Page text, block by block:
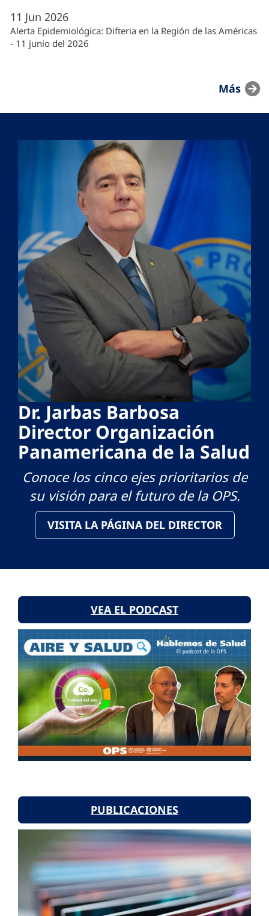
11 Jun 2026
Alerta Epidemiológica: Difteria en la Región de las Américas
- 11 junio del 2026
Más
Dr. Jarbas Barbosa
Director Organización
Panamericana de la Salud
Conoce los cinco ejes prioritarios de
su visión para el futuro de la OPS.
VISITA LA PÁGINA DEL DIRECTOR
VEA EL PODCAST
PUBLICACIONES